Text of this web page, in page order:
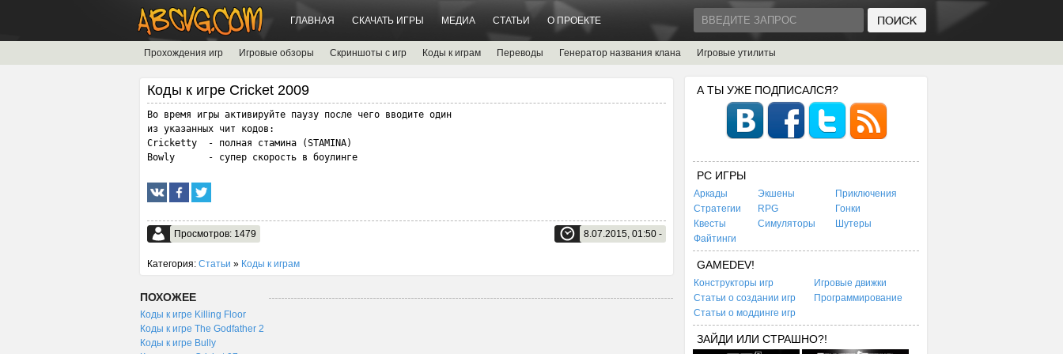
ГЛАВНАЯ СКАЧАТЬ ИГРЫ МЕДИА СТАТЬИ О ПРОЕКТЕ
Прохождения игр Игровые обзоры Скриншоты с игр Коды к играм Переводы Генератор названия клана Игровые утилиты
Коды к игре Cricket 2009
Во время игры активируйте паузу после чего вводите один
из указанных чит кодов:
Cricketty  - полная стамина (STAMINA)
Bowly      - супер скорость в боулинге
Просмотров: 1479 8.07.2015, 01:50 -
Категория: Статьи » Коды к играм
ПОХОЖЕЕ
Коды к игре Killing Floor
Коды к игре The Godfather 2
Коды к игре Bully
А ТЫ УЖЕ ПОДПИСАЛСЯ?
PC ИГРЫ
Аркады Экшены
Приключения
Стратегии
RPG
Гонки
Квесты
Симуляторы
Шутеры
Файтинги
GAMEDEV!
Конструкторы игр
Игровые движки
Статьи о создании игр
Программирование
Статьи о моддинге игр
ЗАЙДИ ИЛИ СТРАШНО?!